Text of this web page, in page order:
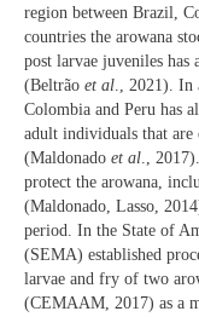
region between Brazil,
countries the arowana
post larvae juveniles
(Beltrão et al., 2021). In
Colombia and Peru has
adult individuals that
(Maldonado et al.,
protect the arowana,
(Maldonado, Lasso,
period. In the State of
(SEMA) established
larvae and fry of two
(CEMAAM, 2017) as a